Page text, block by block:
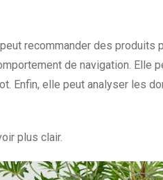
recommander des produits
de navigation. Elle
Enfin, elle peut analyser les
plus clair.